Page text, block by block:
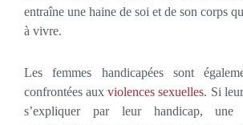
entraîne une haine de soi et de son corps
à vivre.
Les femmes handicapées sont
confrontées aux violences sexuelles. Si
s’expliquer par leur handicap,